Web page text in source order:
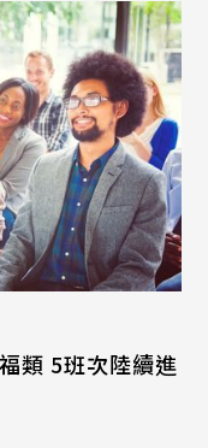
類 5班次陸續進